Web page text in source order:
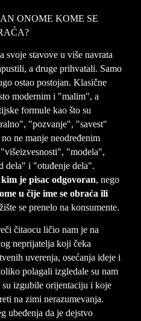
ONOME KOME SE
svoje stavove u više navrata
a druge prihvatali. Samo
ostao postojan. Klasične
modernim i "malim", a
formule kao što su
"pozvanje", "savest"
ne manje neodređenim
"modela",
dela" i "otuđenje dela".
je pisac odgovoran, nego
u čije ime se obraća ili
se prenelo na konsumente.
čitaocu ličio nam je na
neprijatelja koji čeka
uverenja, osećanja ideje i
polagali izgledale su nam
su izgubile orijentaciju i koje
na zimi nerazumevanja.
ubeđenja da je dejstvo